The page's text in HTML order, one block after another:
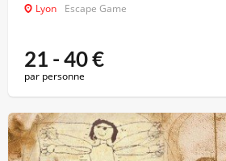
Lyon Escape Game
21 - 40€
par personne